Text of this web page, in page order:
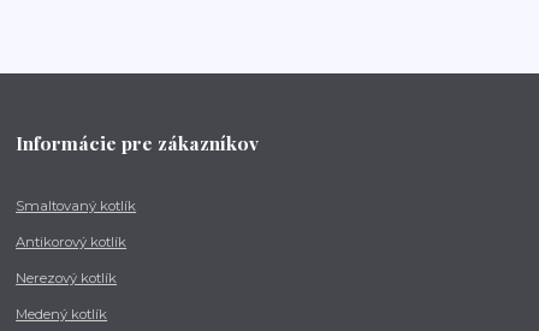
Informácie pre zákazníkov
Smaltovaný kotlík
Antikorový kotlík
Nerezový kotlík
Medený kotlík